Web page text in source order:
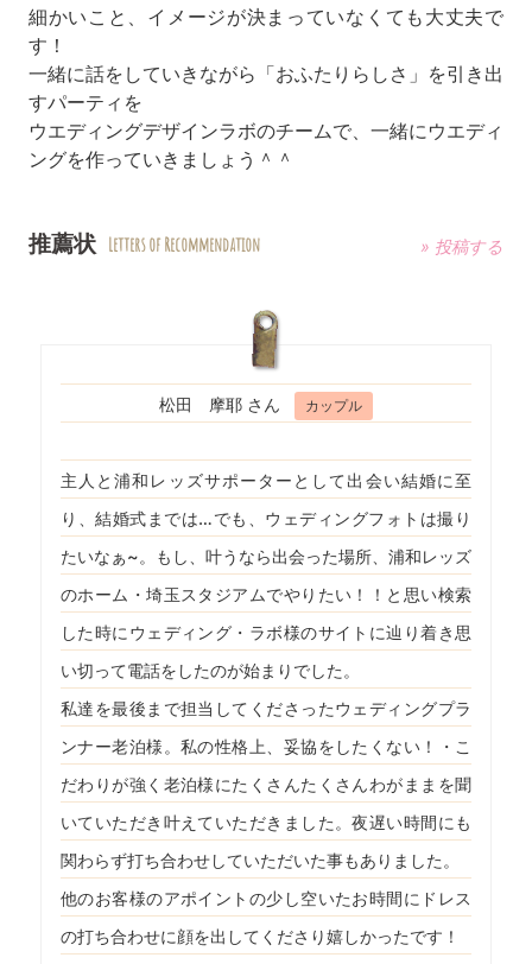
細かいこと、イメージが決まっていなくても大丈夫で
す！
一緒に話をしていきながら「おふたりらしさ」を引き出
すパーティを
ウエディングデザインラボのチームで、一緒にウエディ
ングを作っていきましょう＾＾
推薦状 Letters of Recommendation » 投稿する
松田 摩耶 さん カップル
主人と浦和レッズサポーターとして出会い結婚に至
り、結婚式までは…でも、ウェディングフォトは撮り
たいなぁ~。もし、叶うなら出会った場所、浦和レッズ
のホーム・埼玉スタジアムでやりたい！！と思い検索
した時にウェディング・ラボ様のサイトに辿り着き思
い切って電話をしたのが始まりでした。
私達を最後まで担当してくださったウェディングプラ
ンナー老泊様。私の性格上、妥協をしたくない！・こ
だわりが強く老泊様にたくさんたくさんわがままを聞
いていただき叶えていただきました。夜遅い時間にも
関わらず打ち合わせしていただいた事もありました。
他のお客様のアポイントの少し空いたお時間にドレス
の打ち合わせに顔を出してくださり嬉しかったです！